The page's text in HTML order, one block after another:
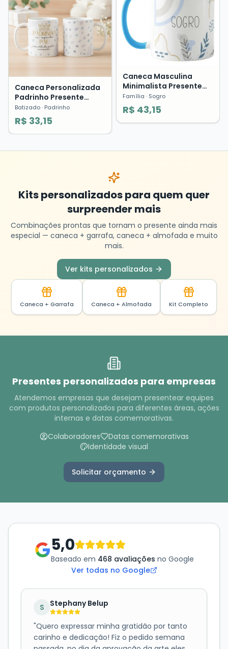
Caneca Personalizada
Padrinho Presente
Como Segundo Pai
Batizado· Padrinho
R$ 33,15
Caneca Masculina
Minimalista Presente
Sogro Segundo Pai
Família Pronta Entrega
Família · Sogro
R$ 43,15
Kits personalizados para quem quer
surpreender mais
Combinações prontas que tornam o presente ainda mais
especial — caneca + garrafa, caneca + almofada e muito
mais.
Ver kits personalizados
Caneca + Garrafa Caneca + Almofada Kit Completo
Presentes personalizados para empresas
Atendemos empresas que desejam presentear equipes
com produtos personalizados para diferentes áreas, ações
internas e datas comemorativas.
Colaboradores
Datas comemorativas
Identidade visual
Solicitar orçamento
5,0
Baseado em 468 avaliações no Google
Ver todas no Google
S Stephany Belup
"Quero expressar minha gratidão por tanto
carinho e dedicação! Fiz o pedido semana